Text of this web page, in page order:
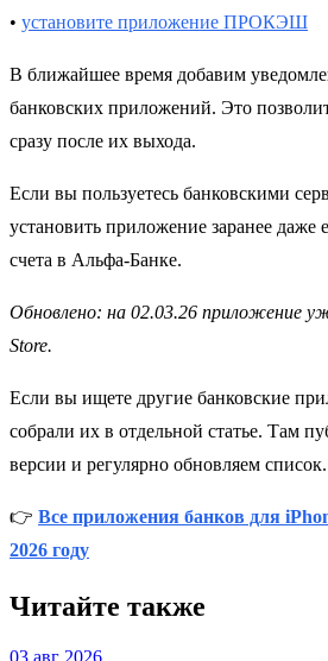
• установите приложение ПРОКЭШ
В ближайшее время добавим
банковских приложений. Это
сразу после их выхода.
Если вы пользуетесь банковскими
установить приложение заранее даже
счета в Альфа-Банке.
Обновлено: на 02.03.26 приложение
Store.
Если вы ищете другие банковские
собрали их в отдельной статье. Там
версии и регулярно обновляем список.
👉 Все приложения банков для
2026 году
Читайте также
03 авг 2026